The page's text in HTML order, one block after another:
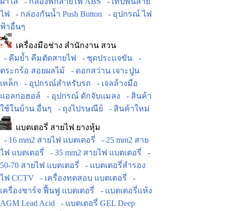
ไฟ
- กล่องกันน้ำ Push Button
- อุปกรณ์ ไฟ
ฟ้าอื่นๆ
เครื่องมือช่าง สำนักงาน สวน
- คีมย้ำ คีมตัดสายไฟ
- ชุดประแจขัน
-
ตระกร้อ สอยผลไม้
- ดอกสว่าน เจาะปูน
เหล็ก
- อุปกรณ์สำหรับรถ
- เจลล้างมือ
แอลกอฮอล์
- อุปกรณ์ ดักจับแมลง
- สินค้า
ใช้ในบ้าน อื่นๆ
- ถุงไปรษณีย์ - สินค้าใหม่
แบตเตอรี่ สายไฟ ยางหุ้ม
- 16 mm2 สายไฟ แบตเตอรี่
- 25 mm2 สาย
ไฟ แบตเตอรี่
- 35 mm2 สายไฟ แบตเตอรี่
-
50-70 สายไฟ แบตเตอรี่
- แบตเตอรี่สำรอง
ไฟ CCTV
- เครื่องทดสอบ แบตเตอรี่
-
เครื่องชาร์จ ฟื้นฟู แบตเตอรี่
- แบตเตอรี่แห้ง
AGM Lead Acid
- แบตเตอรี่ GEL Deep